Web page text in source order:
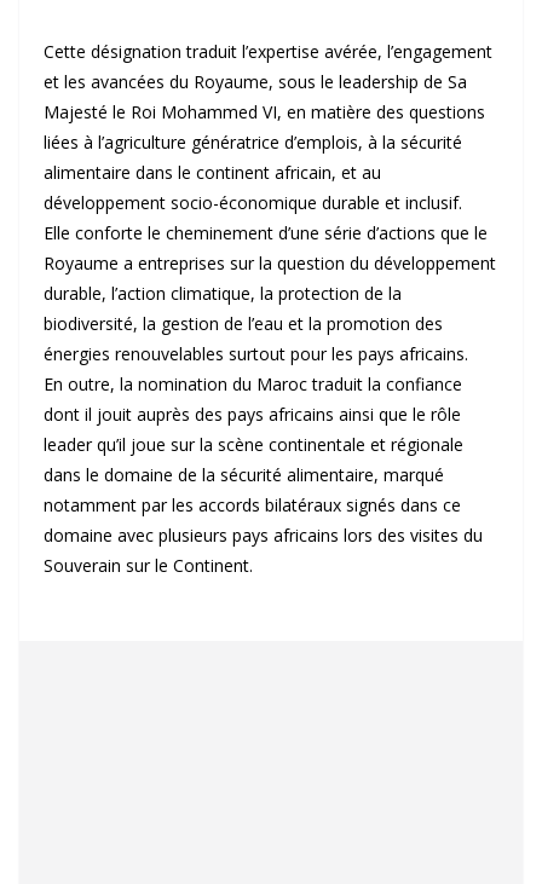
Cette désignation traduit l’expertise avérée, l’engagement
et les avancées du Royaume, sous le leadership de Sa
Majesté le Roi Mohammed VI, en matière des questions
liées à l’agriculture génératrice d’emplois, à la sécurité
alimentaire dans le continent africain, et au
développement socio-économique durable et inclusif.
Elle conforte le cheminement d’une série d’actions que le
Royaume a entreprises sur la question du développement
durable, l’action climatique, la protection de la
biodiversité, la gestion de l’eau et la promotion des
énergies renouvelables surtout pour les pays africains.
En outre, la nomination du Maroc traduit la confiance
dont il jouit auprès des pays africains ainsi que le rôle
leader qu’il joue sur la scène continentale et régionale
dans le domaine de la sécurité alimentaire, marqué
notamment par les accords bilatéraux signés dans ce
domaine avec plusieurs pays africains lors des visites du
Souverain sur le Continent.